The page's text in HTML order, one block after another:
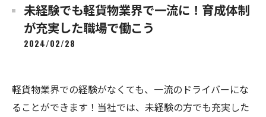
未経験でも軽貨物業界で一流に！育成体制
が充実した職場で働こう
2024/02/28
軽貨物業界での経験がなくても、一流のドライバーにな
ることができます！当社では、未経験の方でも充実した